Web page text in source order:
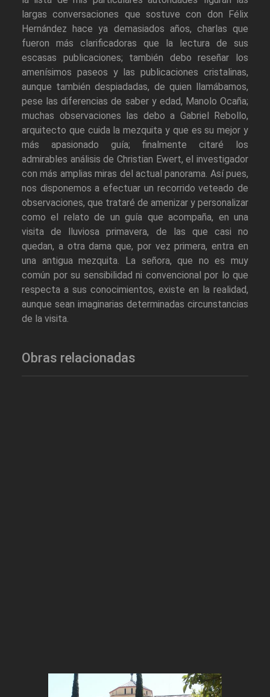
largas conversaciones que sostuve con don Félix
Hernández hace ya demasiados años, charlas que
fueron más clarificadoras que la lectura de sus
escasas publicaciones; también debo reseñar los
amenísimos paseos y las publicaciones cristalinas,
aunque también despiadadas, de quien llamábamos,
pese las diferencias de saber y edad, Manolo Ocaña;
muchas observaciones las debo a Gabriel Rebollo,
arquitecto que cuida la mezquita y que es su mejor y
más apasionado guía; finalmente citaré los
admirables análisis de Christian Ewert, el investigador
con más amplias miras del actual panorama. Así pues,
nos disponemos a efectuar un recorrido veteado de
observaciones, que trataré de amenizar y personalizar
como el relato de un guía que acompaña, en una
visita de lluviosa primavera, de las que casi no
quedan, a otra dama que, por vez primera, entra en
una antigua mezquita. La señora, que no es muy
común por su sensibilidad ni convencional por lo que
respecta a sus conocimientos, existe en la realidad,
aunque sean imaginarias determinadas circunstancias
de la visita.
Obras relacionadas